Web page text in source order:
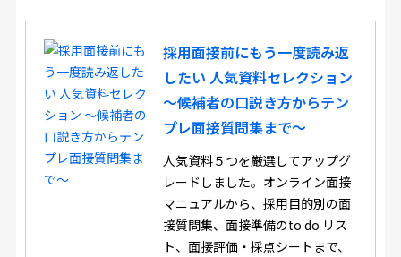
採用面接前にもう一度読み返
したい 人気資料セレクション
～候補者の口説き方からテン
プレ面接質問集まで～
人気資料５つを厳選してアップグ
レードしました。オンライン面接
マニュアルから、採用目的別の面
接質問集、面接準備のto do リス
ト、面接評価・採点シートまで、